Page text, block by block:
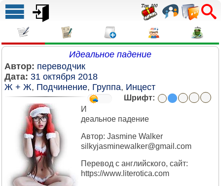
Идеальное падение
Автор: переводчик
Дата: 31 октября 2018
Ж + Ж, Подчинение, Группа, Инцест
Шрифт:
И
деальное падение
Автор: Jasmine Walker
silkyjasminewalker@gmail.com
Перевод с английского, сайт:
https://www.literotica.com